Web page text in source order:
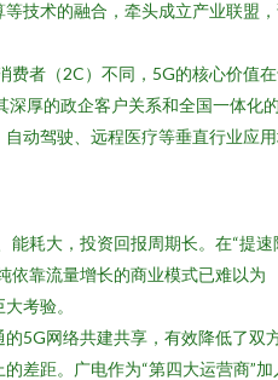
技术的融合，牵头成立产业联盟
费者（2C）不同，5G的核心价值
深厚的政企客户关系和全国一体化
动驾驶、远程医疗等垂直行业应
能耗大，投资回报周期长。在“提速
依靠流量增长的商业模式已难以为
考验。
的5G网络共建共享，有效降低了双
差距。广电作为“第四大运营商”加